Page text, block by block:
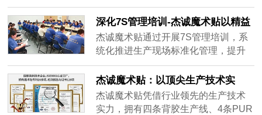
与现代科技感，广泛应用于服装、汽
车、航空航天等领域，获华为、特斯
拉等国际客户青睐。公司坚持创新驱
动，年投入15%营收研发，获超50项
专利并主导行业标准，通过“硬件+软
件”生态升级转型行业解决方案提供
商。目前产品出口32国，市场份额亚
洲第一，提出“2030全球魔术贴创新领
能腕带等8大核心工艺，披露服务38国
客户数据及CNAS实验室实力。客户现
场达成定制开发意向，见证中国魔术
贴科技赋能实力。
深化7S管理培训-杰诚魔术贴以精益
管理赋能生产效能跃升
杰诚魔术贴通过开展7S管理培训，系
统化推进生产现场标准化管理，提升
员工职业素养与团队协作能力。培训
涵盖整理、整顿、清扫等七大模块，
实现车间空间利用率提升18%、生产
换线时间缩短25%的成效。同时，通
杰诚魔术贴：以顶尖生产技术实
力，铸就23年定制品质传奇
杰诚魔术贴凭借行业领先的生产技术
实力，拥有四条背胶生产线、4条PUR